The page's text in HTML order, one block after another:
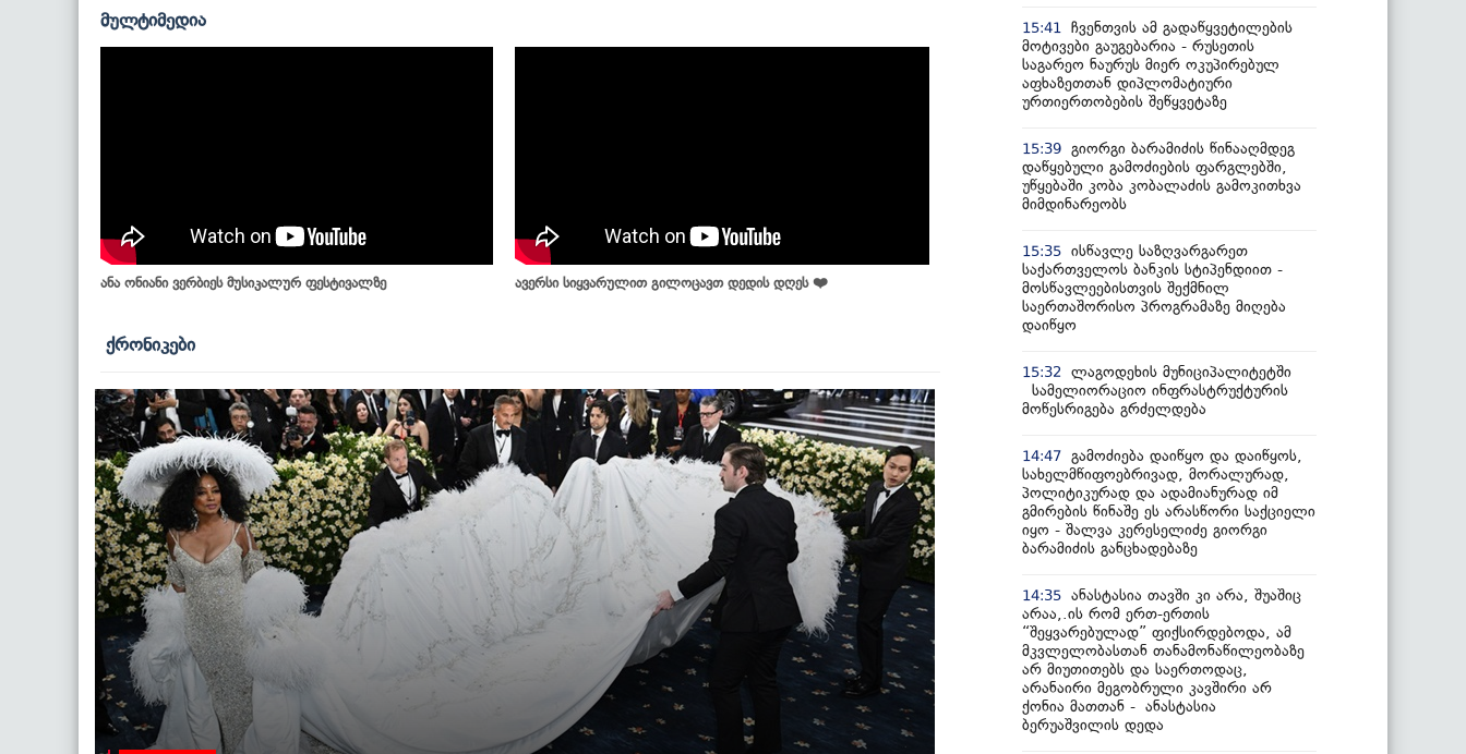
მულტიმედია
ანა ონიანი ვერბიეს მუსიკალურ ფესტივალზე ავერსი სიყვარულით გილოცავთ დედის დღეს ❤️
ქრონიკები
15:41
ჩვენთვის ამ გადაწყვეტილების
მოტივები გაუგებარია - რუსეთის
საგარეო ნაურუს მიერ ოკუპირებულ
აფხაზეთთან დიპლომატიური
ურთიერთობების შეწყვეტაზე
15:39 გიორგი ბარამიძის წინააღმდეგ
დაწყებული გამოძიების ფარგლებში,
უწყებაში კობა კობალაძის გამოკითხვა
მიმდინარეობს
15:35 ისწავლე საზღვარგარეთ
საქართველოს ბანკის სტიპენდიით -
მოსწავლეებისთვის შექმნილ
საერთაშორისო პროგრამაზე მიღება
დაიწყო
15:32
ლაგოდეხის მუნიციპალიტეტში
სამელიორაციო ინფრასტრუქტურის
მოწესრიგება გრძელდება
14:47 გამოძიება დაიწყო და დაიწყოს,
სახელმწიფოებრივად, მორალურად,
პოლიტიკურად და ადამიანურად იმ
გმირების წინაშე ეს არასწორი საქციელი
იყო - შალვა კერესელიძე გიორგი
ბარამიძის განცხადებაზე
14:35 ანასტასია თავში კი არა, შუაშიც
არაა,.ის რომ ერთ-ერთის
“შეყვარებულად” ფიქსირდებოდა, ამ
მკვლელობასთან თანამონაწილეობაზე
არ მიუთითებს და საერთოდაც,
არანაირი მეგობრული კავშირი არ
ქონია მათთან - ანასტასია
ბერუაშვილის დედა